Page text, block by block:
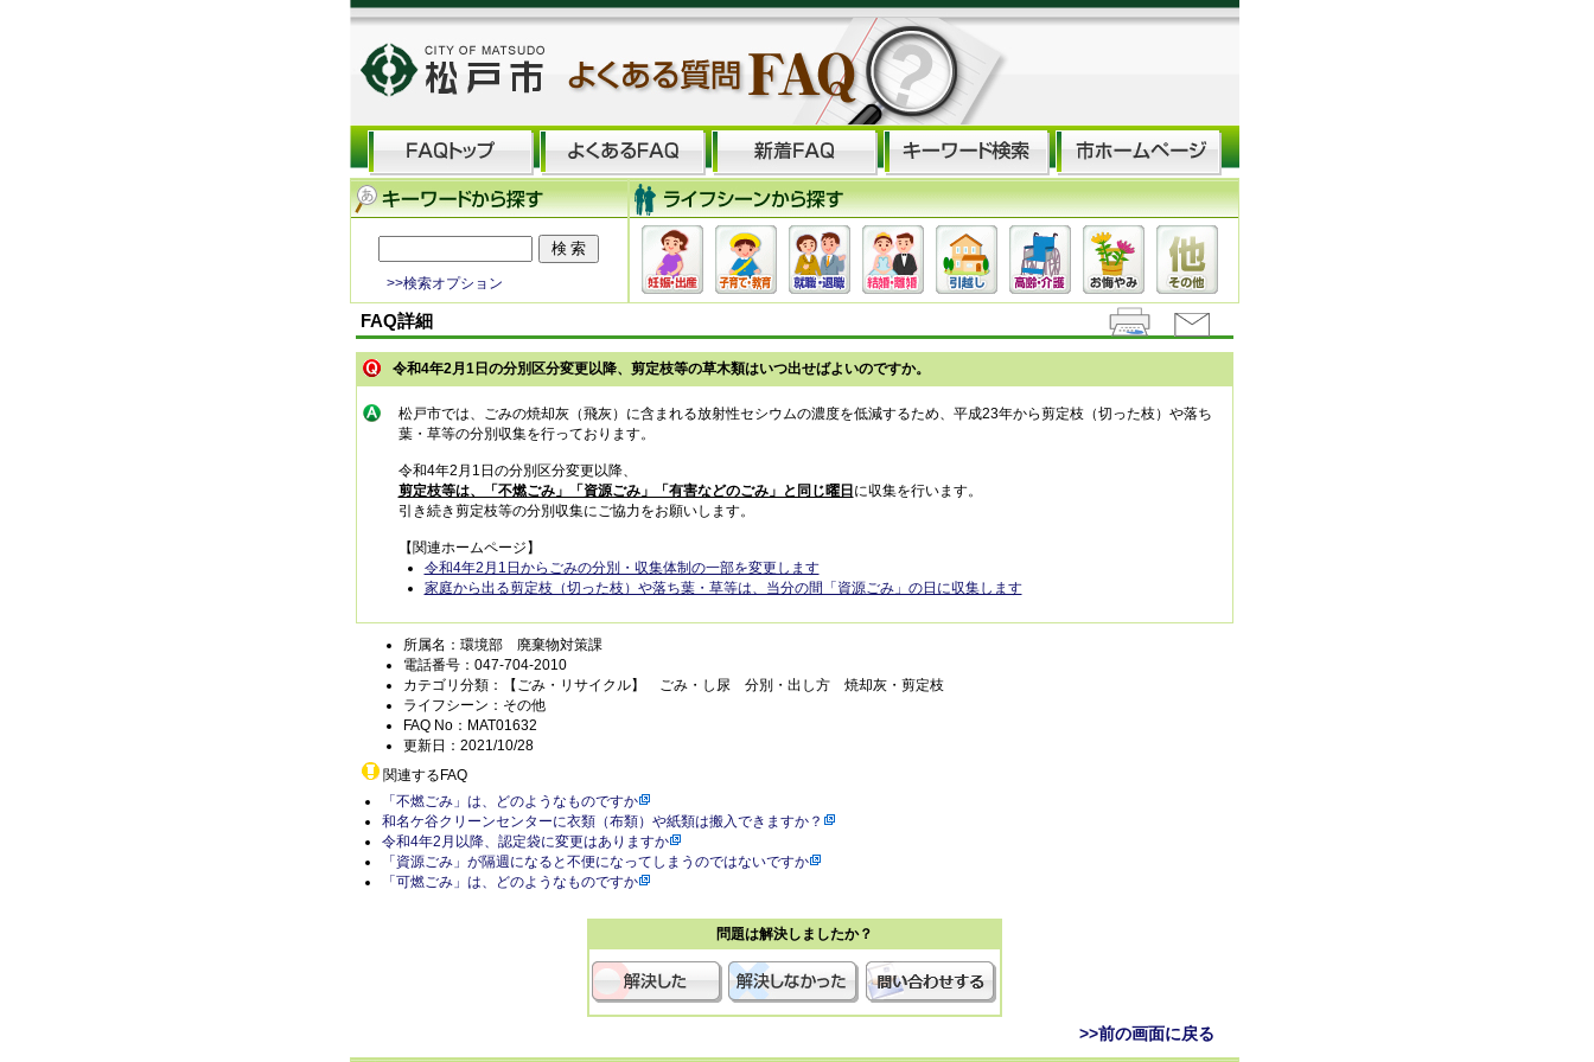
>>検索オプション
FAQ詳細
令和4年2月1日の分別区分変更以降、剪定枝等の草木類はいつ出せばよいのですか。
松戸市では、ごみの焼却灰（飛灰）に含まれる放射性セシウムの濃度を低減するため、平成23年から剪定枝（切った枝）や落ち
葉・草等の分別収集を行っております。
令和4年2月1日の分別区分変更以降、
剪定枝等は、「不燃ごみ」「資源ごみ」「有害などのごみ」と同じ曜日 に収集を行います。
引き続き剪定枝等の分別収集にご協力をお願いします。
【関連ホームページ】
令和4年2月1日からごみの分別・収集体制の一部を変更します
家庭から出る剪定枝（切った枝）や落ち葉・草等は、当分の間「資源ごみ」の日に収集します
所属名：環境部 廃棄物対策課
電話番号：047-704-2010
カテゴリ分類：【ごみ・リサイクル】 ごみ・し尿 分別・出し方 焼却灰・剪定枝
ライフシーン：その他
FAQ No：MAT01632
更新日：2021/10/28
関連するFAQ
「不燃ごみ」は、どのようなものですか
和名ケ谷クリーンセンターに衣類（布類）や紙類は搬入できますか？
令和4年2月以降、認定袋に変更はありますか
「資源ごみ」が隔週になると不便になってしまうのではないですか
「可燃ごみ」は、どのようなものですか
問題は解決しましたか？
>>前の画面に戻る